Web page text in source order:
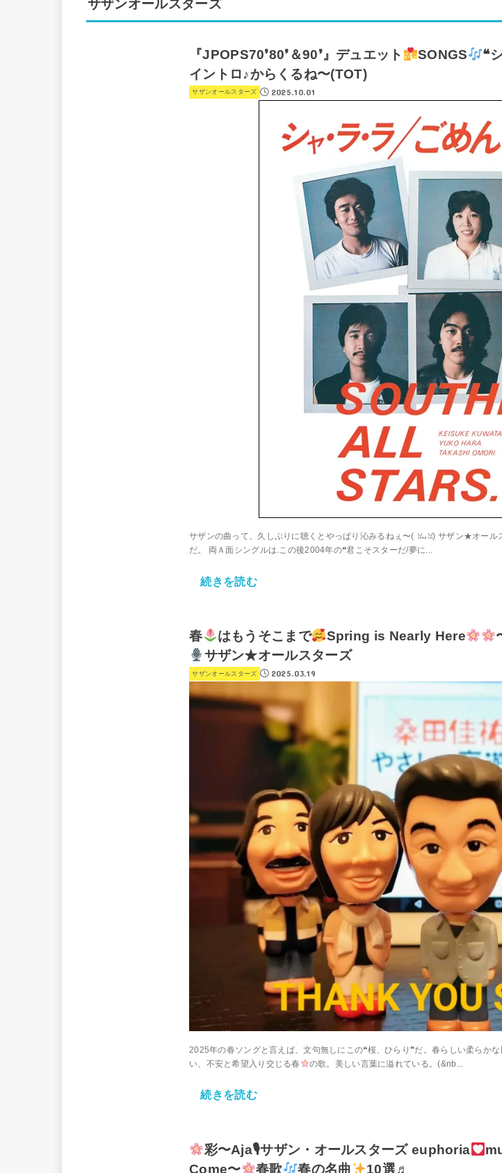
サザンオールスターズ
『JPOPS70❜80❜＆90❜』デュエット SONGS ❝
イントロ♪からくるね〜(TOT)
サザンオールスターズ 2025.10.01
サザンの曲って、久しぶりに聴くとやっぱり沁みるねぇ〜(⁠ ⁠ꈍ⁠ᴗ⁠ꈍ⁠) サザン★オー
だ。 両Ａ面シングルは.この後2004年の❝君こそスターだ/夢に...
続きを読む
春 はもうそこまで Spring is Nearly Here
サザン★オールスターズ
サザンオールスターズ 2025.03.19
2025年の春ソングと言えば、文句無しにこの❝桜、ひらり❞だ。春らしい柔らか
い、不安と希望入り交じる春
の歌。美しい言葉に溢れている。(⁠&nb...
続きを読む
彩〜Aja🎙サザン・オールスターズ euphoria
Come〜
春歌 春の名曲 10選♬